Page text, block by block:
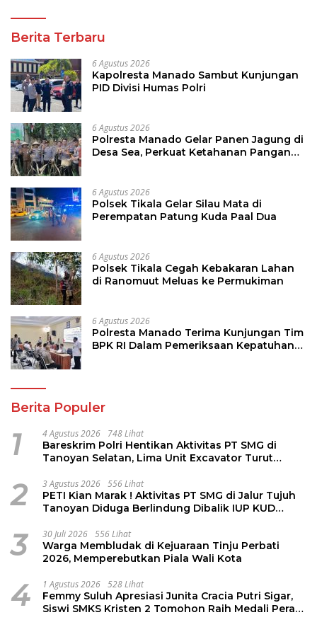
Berita Terbaru
6 Agustus 2026
Kapolresta Manado Sambut Kunjungan
PID Divisi Humas Polri
6 Agustus 2026
Polresta Manado Gelar Panen Jagung di
Desa Sea, Perkuat Ketahanan Pangan
6 Agustus 2026
Polsek Tikala Gelar Silau Mata di
Perempatan Patung Kuda Paal Dua
6 Agustus 2026
Polsek Tikala Cegah Kebakaran Lahan
di Ranomuut Meluas ke Permukiman
6 Agustus 2026
Polresta Manado Terima Kunjungan Tim
BPK RI Dalam Pemeriksaan Kepatuhan
Berita Populer
1 4 Agustus 2026 748 Lihat
Bareskrim Polri Hentikan Aktivitas PT SMG di
Tanoyan Selatan, Lima Unit Excavator Turut
2 3 Agustus 2026 556 Lihat
PETI Kian Marak ! Aktivitas PT SMG di Jalur Tujuh
Tanoyan Diduga Berlindung Dibalik IUP KUD
3 30 Juli 2026 556 Lihat
Warga Membludak di Kejuaraan Tinju Perbati
2026, Memperebutkan Piala Wali Kota
4 1 Agustus 2026 528 Lihat
Femmy Suluh Apresiasi Junita Cracia Putri Sigar,
Siswi SMKS Kristen 2 Tomohon Raih Medali Perak